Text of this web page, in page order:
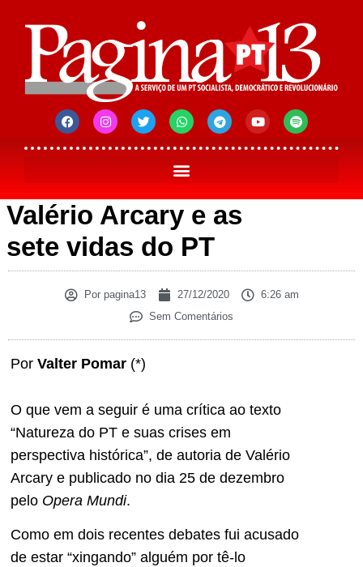
Valério Arcary e as
sete vidas do PT
Porpagina13 27/12/2020
6:26 am
Sem Comentários
Por Valter Pomar (*)
O que vem a seguir é uma crítica ao texto
“Natureza do PT e suas crises em
perspectiva histórica”, de autoria de Valério
Arcary e publicado no dia 25 de dezembro
pelo Opera Mundi.
Como em dois recentes debates fui acusado
de estar “xingando” alguém por tê-lo